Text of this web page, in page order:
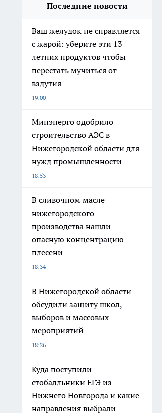
Последние новости
Ваш желудок не справляется
с жарой: уберите эти 13
летних продуктов чтобы
перестать мучиться от
вздутия
19:00
Минэнерго одобрило
строительство АЭС в
Нижегородской области для
нужд промышленности
18:53
В сливочном масле
нижегородского
производства нашли
опасную концентрацию
плесени
18:34
В Нижегородской области
обсудили защиту школ,
выборов и массовых
мероприятий
18:26
Куда поступили
стобалльники ЕГЭ из
Нижнего Новгорода и какие
направления выбрали